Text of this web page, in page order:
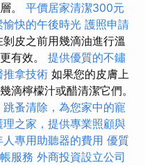
。 平價居家清潔300元
快的午後時光 護照申請
皮之前用幾滴油進行溫
有效。 提供優質的不鏽
推拿技術 如果您的皮膚上
滴檸檬汁或醋清潔它們。
跳蚤清除，為您家中的寵
理之家，提供專業照顧與
專用助聽器的費用 優質
服務 外商投資設立公司